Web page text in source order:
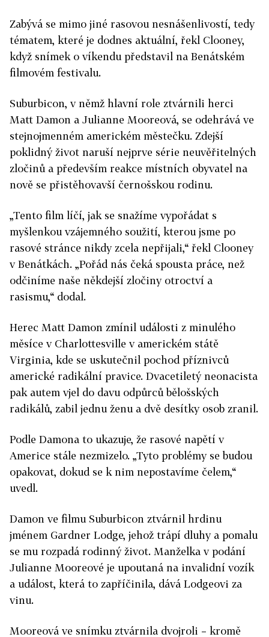
Zabývá se mimo jiné rasovou nesnášenlivostí, tedy
tématem, které je dodnes aktuální, řekl Clooney,
když snímek o víkendu představil na Benátském
filmovém festivalu.
Suburbicon, v němž hlavní role ztvárnili herci
Matt Damon a Julianne Mooreová, se odehrává ve
stejnojmenném americkém městečku. Zdejší
poklidný život naruší nejprve série neuvěřitelných
zločinů a především reakce místních obyvatel na
nově se přistěhovavší černošskou rodinu.
„Tento film líčí, jak se snažíme vypořádat s
myšlenkou vzájemného soužití, kterou jsme po
rasové stránce nikdy zcela nepřijali,“ řekl Clooney
v Benátkách. „Pořád nás čeká spousta práce, než
odčiníme naše někdejší zločiny otroctví a
rasismu,“ dodal.
Herec Matt Damon zmínil události z minulého
měsíce v Charlottesville v americkém státě
Virginia, kde se uskutečnil pochod příznivců
americké radikální pravice. Dvacetiletý neonacista
pak autem vjel do davu odpůrců bělošských
radikálů, zabil jednu ženu a dvě desítky osob zranil.
Podle Damona to ukazuje, že rasové napětí v
Americe stále nezmizelo. „Tyto problémy se budou
opakovat, dokud se k nim nepostavíme čelem,“
uvedl.
Damon ve filmu Suburbicon ztvárnil hrdinu
jménem Gardner Lodge, jehož trápí dluhy a pomalu
se mu rozpadá rodinný život. Manželka v podání
Julianne Mooreové je upoutaná na invalidní vozík
a událost, která to zapříčinila, dává Lodgeovi za
vinu.
Mooreová ve snímku ztvárnila dvojroli – kromě